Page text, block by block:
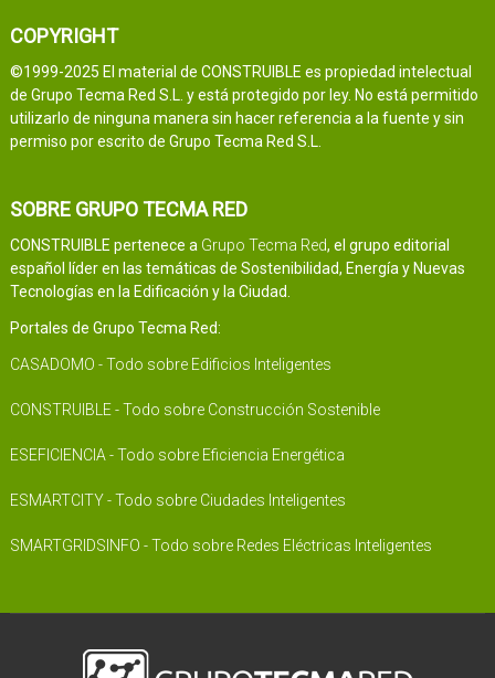
COPYRIGHT
©1999-2025 El material de CONSTRUIBLE es propiedad intelectual
de Grupo Tecma Red S.L. y está protegido por ley. No está permitido
utilizarlo de ninguna manera sin hacer referencia a la fuente y sin
permiso por escrito de Grupo Tecma Red S.L.
SOBRE GRUPO TECMA RED
CONSTRUIBLE pertenece a Grupo Tecma Red, el grupo editorial
español líder en las temáticas de Sostenibilidad, Energía y Nuevas
Tecnologías en la Edificación y la Ciudad.
Portales de Grupo Tecma Red:
CASADOMO - Todo sobre Edificios Inteligentes
CONSTRUIBLE - Todo sobre Construcción Sostenible
ESEFICIENCIA - Todo sobre Eficiencia Energética
ESMARTCITY - Todo sobre Ciudades Inteligentes
SMARTGRIDSINFO - Todo sobre Redes Eléctricas Inteligentes